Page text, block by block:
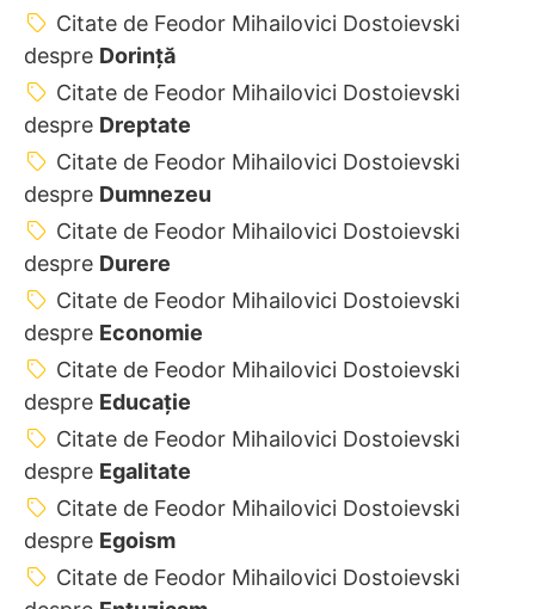
Citate de Feodor Mihailovici Dostoievski
despre Dorință
Citate de Feodor Mihailovici Dostoievski
despre Dreptate
Citate de Feodor Mihailovici Dostoievski
despre Dumnezeu
Citate de Feodor Mihailovici Dostoievski
despre Durere
Citate de Feodor Mihailovici Dostoievski
despre Economie
Citate de Feodor Mihailovici Dostoievski
despre Educație
Citate de Feodor Mihailovici Dostoievski
despre Egalitate
Citate de Feodor Mihailovici Dostoievski
despre Egoism
Citate de Feodor Mihailovici Dostoievski